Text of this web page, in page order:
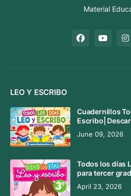
Material
LEO Y ESCRIBO
Cuadernillos
Escribo|
June 09, 2026
Todos los días
para tercer
April 23, 2026